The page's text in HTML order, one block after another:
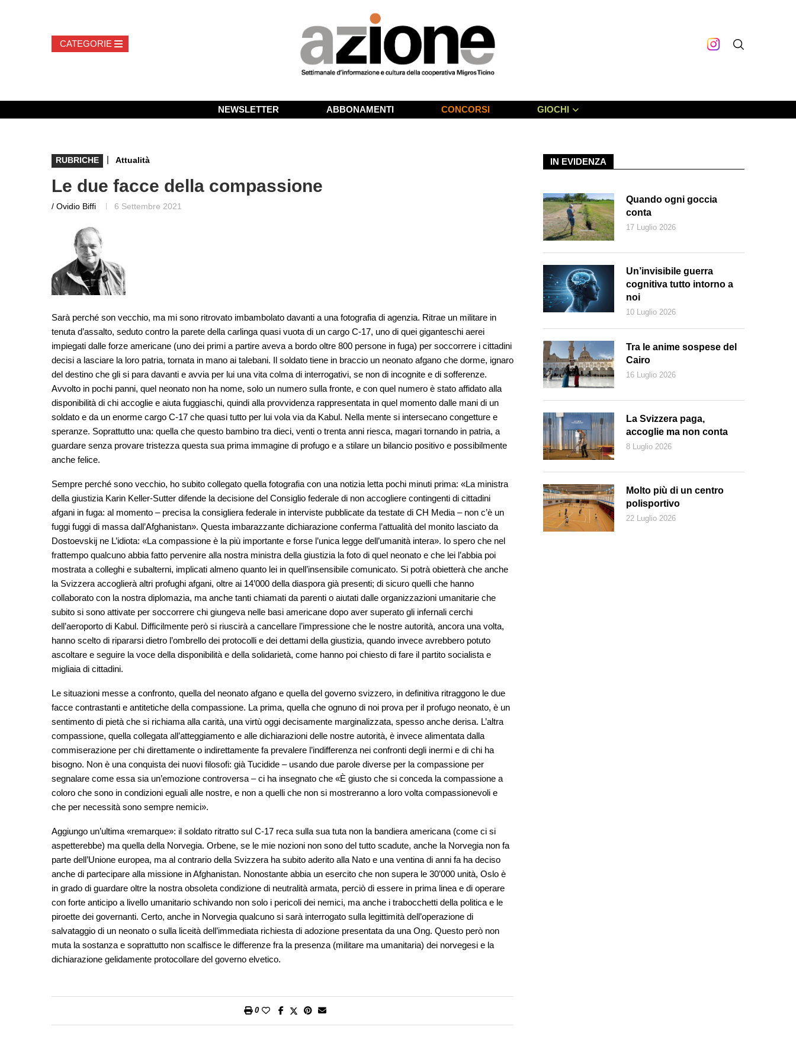
NEWSLETTER ABBONAMENTI CONCORSI GIOCHI
RUBRICHE | Attualità
Le due facce della compassione
/ Ovidio Biffi 6 Settembre 2021
Sarà perché son vecchio, ma mi sono ritrovato imbambolato davanti a una fotografia di agenzia. Ritrae un militare in
tenuta d’assalto, seduto contro la parete della carlinga quasi vuota di un cargo C-17, uno di quei giganteschi aerei
impiegati dalle forze americane (uno dei primi a partire aveva a bordo oltre 800 persone in fuga) per soccorrere i cittadini
decisi a lasciare la loro patria, tornata in mano ai talebani. Il soldato tiene in braccio un neonato afgano che dorme, ignaro
del destino che gli si para davanti e avvia per lui una vita colma di interrogativi, se non di incognite e di sofferenze.
Avvolto in pochi panni, quel neonato non ha nome, solo un numero sulla fronte, e con quel numero è stato affidato alla
disponibilità di chi accoglie e aiuta fuggiaschi, quindi alla provvidenza rappresentata in quel momento dalle mani di un
soldato e da un enorme cargo C-17 che quasi tutto per lui vola via da Kabul. Nella mente si intersecano congetture e
speranze. Soprattutto una: quella che questo bambino tra dieci, venti o trenta anni riesca, magari tornando in patria, a
guardare senza provare tristezza questa sua prima immagine di profugo e a stilare un bilancio positivo e possibilmente
anche felice.
Sempre perché sono vecchio, ho subito collegato quella fotografia con una notizia letta pochi minuti prima: «La ministra
della giustizia Karin Keller-Sutter difende la decisione del Consiglio federale di non accogliere contingenti di cittadini
afgani in fuga: al momento – precisa la consigliera federale in interviste pubblicate da testate di CH Media – non c’è un
fuggi fuggi di massa dall’Afghanistan». Questa imbarazzante dichiarazione conferma l’attualità del monito lasciato da
Dostoevskij ne L’idiota: «La compassione è la più importante e forse l’unica legge dell’umanità intera». Io spero che nel
frattempo qualcuno abbia fatto pervenire alla nostra ministra della giustizia la foto di quel neonato e che lei l’abbia poi
mostrata a colleghi e subalterni, implicati almeno quanto lei in quell’insensibile comunicato. Si potrà obietterà che anche
la Svizzera accoglierà altri profughi afgani, oltre ai 14’000 della diaspora già presenti; di sicuro quelli che hanno
collaborato con la nostra diplomazia, ma anche tanti chiamati da parenti o aiutati dalle organizzazioni umanitarie che
subito si sono attivate per soccorrere chi giungeva nelle basi americane dopo aver superato gli infernali cerchi
dell’aeroporto di Kabul. Difficilmente però si riuscirà a cancellare l’impressione che le nostre autorità, ancora una volta,
hanno scelto di ripararsi dietro l’ombrello dei protocolli e dei dettami della giustizia, quando invece avrebbero potuto
ascoltare e seguire la voce della disponibilità e della solidarietà, come hanno poi chiesto di fare il partito socialista e
migliaia di cittadini.
Le situazioni messe a confronto, quella del neonato afgano e quella del governo svizzero, in definitiva ritraggono le due
facce contrastanti e antitetiche della compassione. La prima, quella che ognuno di noi prova per il profugo neonato, è un
sentimento di pietà che si richiama alla carità, una virtù oggi decisamente marginalizzata, spesso anche derisa. L’altra
compassione, quella collegata all’atteggiamento e alle dichiarazioni delle nostre autorità, è invece alimentata dalla
commiserazione per chi direttamente o indirettamente fa prevalere l’indifferenza nei confronti degli inermi e di chi ha
bisogno. Non è una conquista dei nuovi filosofi: già Tucidide – usando due parole diverse per la compassione per
segnalare come essa sia un’emozione controversa – ci ha insegnato che «È giusto che si conceda la compassione a
coloro che sono in condizioni eguali alle nostre, e non a quelli che non si mostreranno a loro volta compassionevoli e
che per necessità sono sempre nemici».
Aggiungo un’ultima «remarque»: il soldato ritratto sul C-17 reca sulla sua tuta non la bandiera americana (come ci si
aspetterebbe) ma quella della Norvegia. Orbene, se le mie nozioni non sono del tutto scadute, anche la Norvegia non fa
parte dell’Unione europea, ma al contrario della Svizzera ha subito aderito alla Nato e una ventina di anni fa ha deciso
anche di partecipare alla missione in Afghanistan. Nonostante abbia un esercito che non supera le 30’000 unità, Oslo è
in grado di guardare oltre la nostra obsoleta condizione di neutralità armata, perciò di essere in prima linea e di operare
con forte anticipo a livello umanitario schivando non solo i pericoli dei nemici, ma anche i trabocchetti della politica e le
piroette dei governanti. Certo, anche in Norvegia qualcuno si sarà interrogato sulla legittimità dell’operazione di
salvataggio di un neonato o sulla liceità dell’immediata richiesta di adozione presentata da una Ong. Questo però non
muta la sostanza e soprattutto non scalfisce le differenze fra la presenza (militare ma umanitaria) dei norvegesi e la
dichiarazione gelidamente protocollare del governo elvetico.
0
IN EVIDENZA
Quando ogni goccia
conta
17 Luglio 2026
Un’invisibile guerra
cognitiva tutto intorno a
noi
10 Luglio 2026
Tra le anime sospese del
Cairo
16 Luglio 2026
La Svizzera paga,
accoglie ma non conta
8 Luglio 2026
Molto più di un centro
polisportivo
22 Luglio 2026